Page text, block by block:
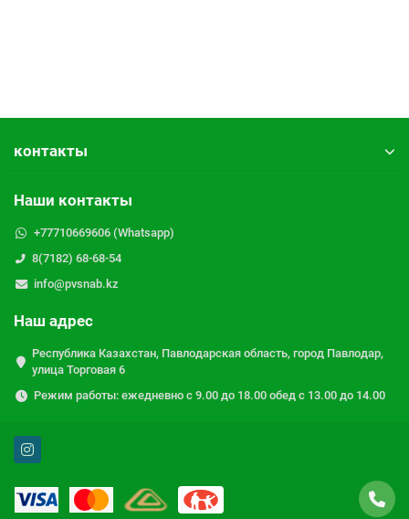
контакты
Наши контакты
+77710669606 (Whatsapp)
8(7182) 68-68-54
info@pvsnab.kz
Наш адрес
Республика Казахстан, Павлодарская область, город Павлодар,
улица Торговая 6
Режим работы: ежедневно с 9.00 до 18.00 обед с 13.00 до 14.00